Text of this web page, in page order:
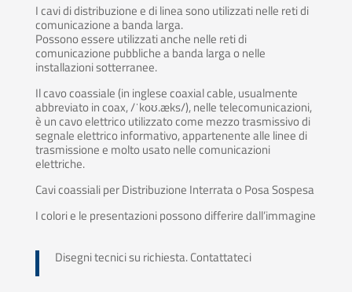
I cavi di distribuzione e di linea sono utilizzati nelle reti di
comunicazione a banda larga.
Possono essere utilizzati anche nelle reti di
comunicazione pubbliche a banda larga o nelle
installazioni sotterranee.
Il cavo coassiale (in inglese coaxial cable, usualmente
abbreviato in coax, /ˈkoʊ.æks/), nelle telecomunicazioni,
è un cavo elettrico utilizzato come mezzo trasmissivo di
segnale elettrico informativo, appartenente alle linee di
trasmissione e molto usato nelle comunicazioni
elettriche.
Cavi coassiali per Distribuzione Interrata o Posa Sospesa
I colori e le presentazioni possono differire dall’immagine
Disegni tecnici su richiesta. Contattateci